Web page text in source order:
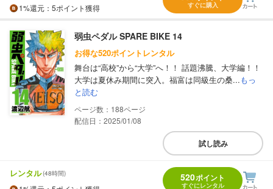
1%還元 ：5ポイント獲得 すぐに購入
弱虫ペダル SPARE BIKE 14
お得な520ポイントレンタル
舞台は“高校”から“大学”へ！！ 話題沸騰、大学編！！
大学は夏休み期間に突入。福富は同級生の桑...もっ
と読む
188
配信日：2025/01/08
試し読み
レンタル(48時間) 520ポイント
すぐにレンタル